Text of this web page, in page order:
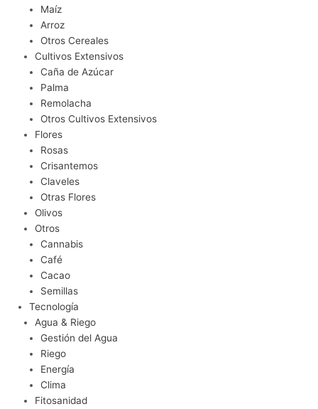
Maíz
Arroz
Otros Cereales
Cultivos Extensivos
Caña de Azúcar
Palma
Remolacha
Otros Cultivos Extensivos
Flores
Rosas
Crisantemos
Claveles
Otras Flores
Olivos
Otros
Cannabis
Café
Cacao
Semillas
Tecnología
Agua & Riego
Gestión del Agua
Riego
Energía
Clima
Fitosanidad